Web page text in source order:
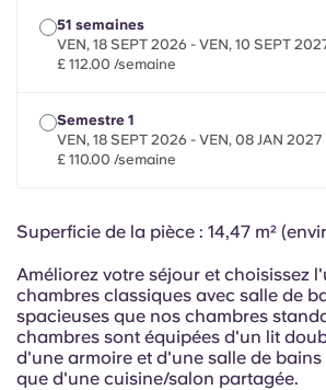
51 semaines
VEN, 18 SEPT 2026 - VEN, 10 SEPT
£ 112.00 /semaine
Semestre 1
VEN, 18 SEPT 2026 - VEN, 08 JAN 2027
£ 110.00 /semaine
Superficie de la pièce : 14,47 m²
Améliorez votre séjour et choisissez
chambres classiques avec salle de
spacieuses que nos chambres
chambres sont équipées d'un lit
d'une armoire et d'une salle de bains
que d'une cuisine/salon partagée.